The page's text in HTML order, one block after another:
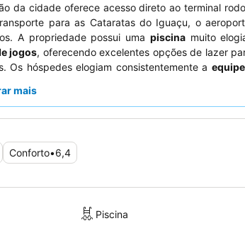
da cidade oferece acesso direto ao terminal
para as Cataratas do Iguaçu, o
A propriedade possui uma piscinamuito
jogos, oferecendo excelentes opções de lazer
Os hóspedes elogiam consistentemente a
experiência mais tranquila, considere solicitar
mais
Conforto•6,4
Piscina